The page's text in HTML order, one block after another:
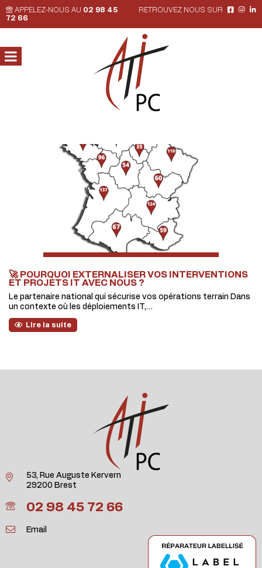
APPELEZ-NOUS AU 02 98 45
72 66
RETROUVEZ NOUS SUR
🚀 POURQUOI EXTERNALISER VOS INTERVENTIONS
ET PROJETS IT AVEC NOUS ?
Le partenaire national qui sécurise vos opérations terrain Dans
un contexte où les déploiements IT,…
Lire la suite
53, Rue Auguste Kervern
29200 Brest
02 98 45 72 66
Email